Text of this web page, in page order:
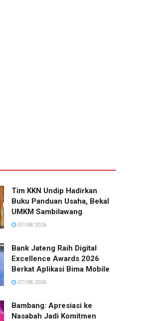
Tim KKN Undip Hadirkan
Buku Panduan Usaha, Bekal
UMKM Sambilawang
07/08/2026
Bank Jateng Raih Digital
Excellence Awards 2026
Berkat Aplikasi Bima Mobile
07/08/2026
Bambang: Apresiasi ke
Nasabah Jadi Komitmen